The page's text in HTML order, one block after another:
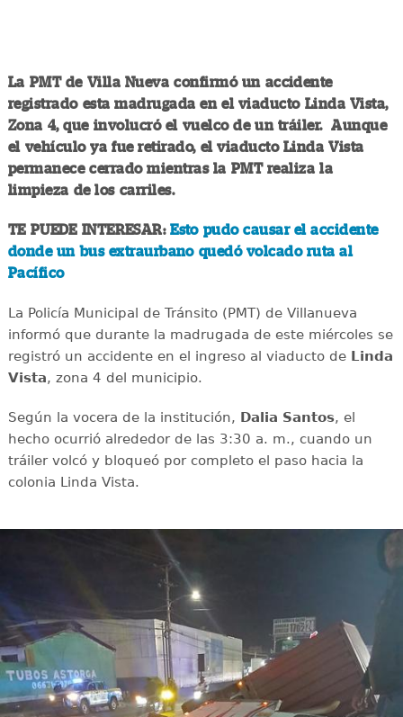
La PMT de Villa Nueva confirmó un accidente
registrado esta madrugada en el viaducto Linda Vista,
Zona 4, que involucró el vuelco de un tráiler. Aunque
el vehículo ya fue retirado, el viaducto Linda Vista
permanece cerrado mientras la PMT realiza la
limpieza de los carriles.
TE PUEDE INTERESAR:Esto pudo causar el accidente
donde un bus extraurbano quedó volcado ruta al
Pacífico
La Policía Municipal de Tránsito (PMT) de Villanueva
informó que durante la madrugada de este miércoles se
registró un accidente en el ingreso al viaducto de Linda
Vista, zona 4 del municipio.
Según la vocera de la institución, Dalia Santos, el
hecho ocurrió alrededor de las 3:30 a. m., cuando un
tráiler volcó y bloqueó por completo el paso hacia la
colonia Linda Vista.